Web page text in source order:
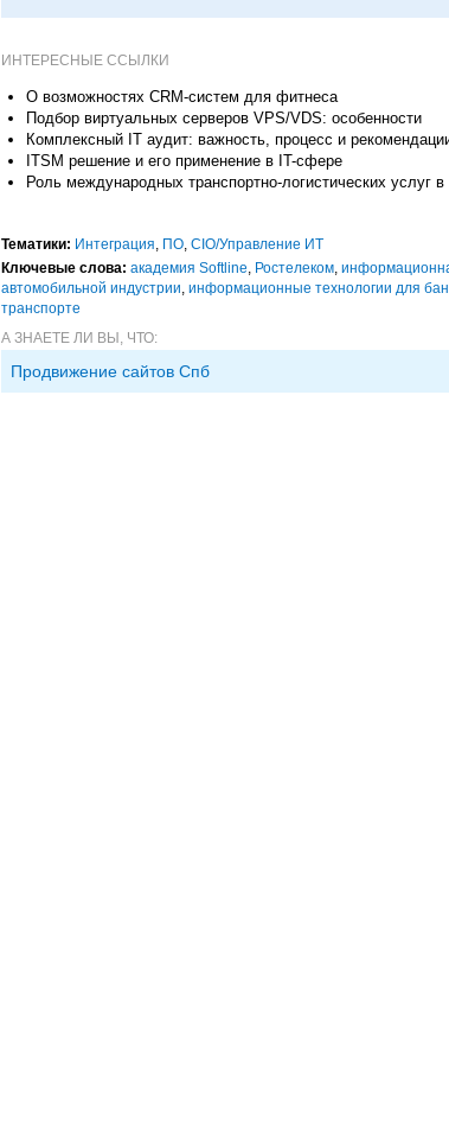
ИНТЕРЕСНЫЕ ССЫЛКИ
О возможностях CRM-систем для фитнеса
Подбор виртуальных серверов VPS/VDS: особенности
Комплексный IT аудит: важность, процесс и
ITSM решение и его применение в IT-сфере
Роль международных транспортно-логистических услуг в
Тематики: Интеграция, ПО, CIO/Управление ИТ
Ключевые слова: академия Softline, Ростелеком,
автомобильной индустрии, информационные технологии для
транспорте
А ЗНАЕТЕ ЛИ ВЫ, ЧТО:
Продвижение сайтов Спб